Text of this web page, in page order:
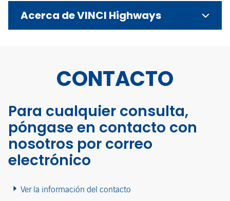
Acerca de VINCI Highways
CONTACTO
Para cualquier consulta,
póngase en contacto con
nosotros por correo
electrónico
Ver la información del contacto